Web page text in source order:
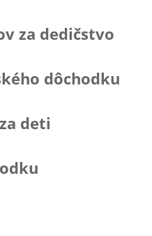
za dedičstvo
dôchodku
deti